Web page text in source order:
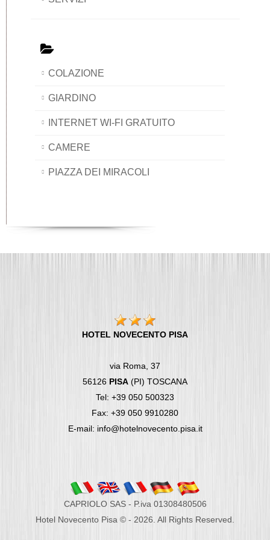
COLAZIONE
GIARDINO
INTERNET WI-FI GRATUITO
CAMERE
PIAZZA DEI MIRACOLI
HOTEL NOVECENTO PISA
via Roma, 37
56126 PISA (PI) TOSCANA
Tel: +39 050 500323
Fax: +39 050 9910280
E-mail: info@hotelnovecento.pisa.it
CAPRIOLO SAS - P.iva 01308480506
Hotel Novecento Pisa © - 2026. All Rights Reserved.